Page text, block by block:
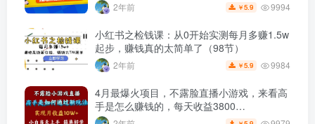
2年前 ￥5.9 9994
小红书之检钱课：从0开始实测每月多赚1.5w
起步，赚钱真的太简单了（98节）
2年前 ￥5.9 9984
4月最爆火项目，不露脸直播小游戏，来看高
手是怎么赚钱的，每天收益3800…